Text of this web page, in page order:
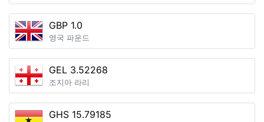
GBP 1.0
영국 파운드
GEL 3.52268
조지아 라리
GHS 15.79185